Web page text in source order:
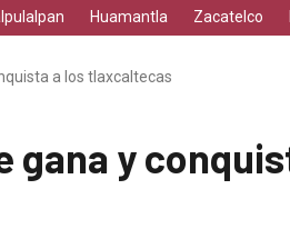
Huamantla Zacatelco
a los tlaxcaltecas
gana y